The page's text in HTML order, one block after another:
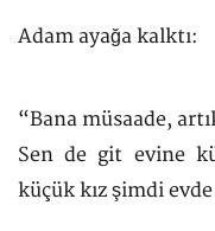
Adam ayağa kalktı:
“Bana müsaade,
Sen de git evine
küçük kız şimdi